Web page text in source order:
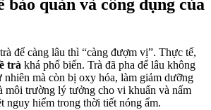
bảo quản và công dụng của
để càng lâu thì “càng đượm vị”. Thực tế,
trà khá phổ biến. Trà đã pha để lâu không
nhiên mà còn bị oxy hóa, làm giảm dưỡng
môi trường lý tưởng cho vi khuẩn và nấm
nguy hiểm trong thời tiết nóng ẩm.